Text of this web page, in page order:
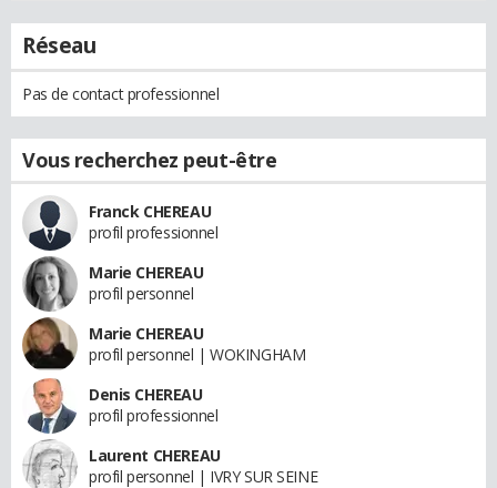
Réseau
Pas de contact professionnel
Vous recherchez peut-être
Franck CHEREAU
profil professionnel
Marie CHEREAU
profil personnel
Marie CHEREAU
profil personnel | WOKINGHAM
Denis CHEREAU
profil professionnel
Laurent CHEREAU
profil personnel | IVRY SUR SEINE